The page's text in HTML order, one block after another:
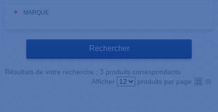
MARQUE
Résultats de votre recherche : 3 produits correspondants
Afficher
produits par page